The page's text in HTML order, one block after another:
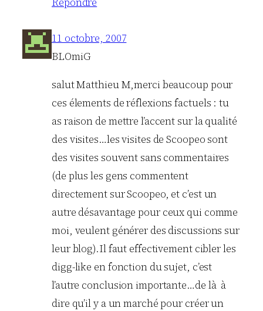
11 octobre, 2007
BLOmiG
salut Matthieu M,merci beaucoup pour
ces élements de réflexions factuels : tu
as raison de mettre l’accent sur la qualité
des visites…les visites de Scoopeo sont
des visites souvent sans commentaires
(de plus les gens commentent
directement sur Scoopeo, et c’est un
autre désavantage pour ceux qui comme
moi, veulent générer des discussions sur
leur blog).Il faut effectivement cibler les
digg-like en fonction du sujet, c’est
l’autre conclusion importante…de là à
dire qu’il y a un marché pour créer un